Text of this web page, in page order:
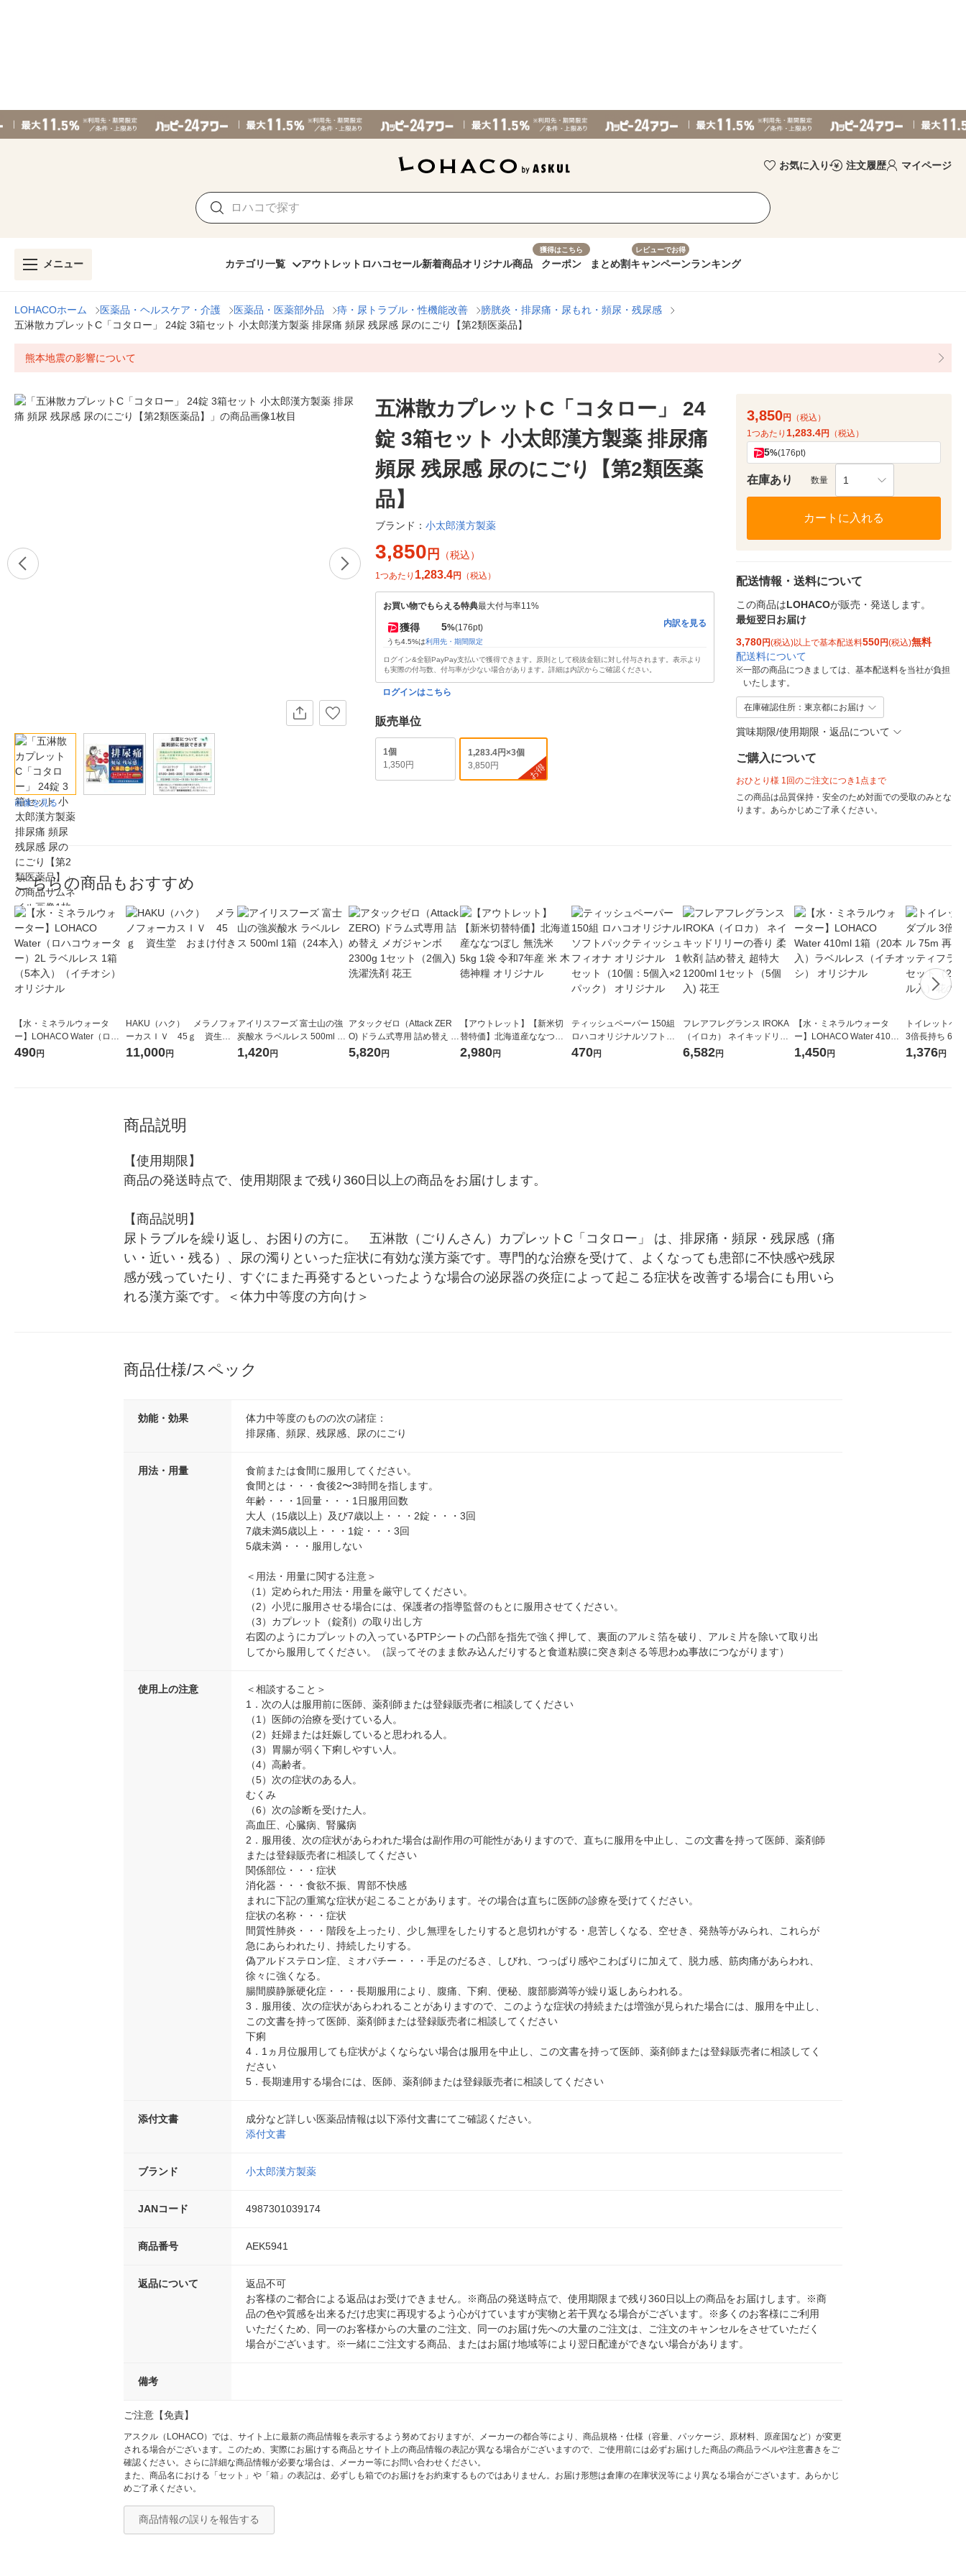
お気に入り 注文履歴 マイページ
メニュー カテゴリ一覧 アウトレット ロハコセール新着商品オリジナル商品
獲得はこちら
クーポン まとめ割
レビューでお得
キャンペーンランキング
LOHACOホーム 医薬品・ヘルスケア・介護 医薬品・医薬部外品 痔・尿トラブル・性機能改善
膀胱炎・排尿痛・尿もれ・頻尿・残尿感
五淋散カプレットC「コタロー」 24錠 3箱セット 小太郎漢方製薬 排尿痛 頻尿 残尿感 尿のにごり【第2類医薬品】
熊本地震の影響について
画像を見る
五淋散カプレットC「コタロー」 24
錠 3箱セット 小太郎漢方製薬 排尿痛
頻尿 残尿感 尿のにごり【第2類医薬
品】
ブランド： 小太郎漢方製薬
3,850 円 （税込）
1つあたり 1,283.4円 （税込）
お買い物でもらえる特典最大付与率11%
獲得 5%(176pt)
うち4.5%は利用先・期間限定
内訳を見る
ログイン&全額PayPay支払いで獲得できます。原則として税抜金額に対し付与されます。表示より
も実際の付与数、付与率が少ない場合があります。詳細は内訳からご確認ください。
ログインはこちら
販売単位
1個
1,350円
1,283.4円×3個
3,850円
お得
3,850円
（税込）
1つあたり 1,283.4円 （税込）
5%(176pt)
在庫あり 数量 1
カートに入れる
配送情報・送料について
この商品はLOHACOが販売・発送します。
最短翌日お届け
3,780円(税込)以上で基本配送料550円(税込)無料
配送料について
※一部の商品につきましては、基本配送料を当社が負担
いたします。
在庫確認住所：東京都にお届け
賞味期限/使用期限・返品について
ご購入について
おひとり様 1回のご注文につき1点まで
この商品は品質保持・安全のため対面での受取のみとな
ります。あらかじめご了承ください。
こちらの商品もおすすめ
【水・ミネラルウォータ
ー】LOHACO Water（ロハ
コウォーター）2L ラベルレ
490円
HAKU（ハク） メラノフォ
ーカスＩＶ 45ｇ 資生
堂 おまけ付き
11,000円
アイリスフーズ 富士山の強
炭酸水 ラベルレス 500ml 1
箱（24本入）
1,420円
アタックゼロ（Attack ZER
O) ドラム式専用 詰め替え メ
ガジャンボ 2300g 1セット
5,820円
【アウトレット】【新米切
替特価】北海道産ななつぼ
し 無洗米 5kg 1袋 令和7年産
2,980円
ティッシュペーパー 150組
ロハコオリジナルソフトパ
ックティッシュ フィオナ オ
470円
フレアフレグランス IROKA
（イロカ） ネイキッドリリ
ーの香り 柔軟剤 詰め替え 超
6,582円
【水・ミネラルウォータ
ー】LOHACO Water 410ml
1箱（20本入）ラベルレス
1,450円
トイレットペ
3倍長持ち 6ロール
紙配合 スコッ
1,376円
商品説明
【使用期限】
商品の発送時点で、使用期限まで残り360日以上の商品をお届けします。
【商品説明】
尿トラブルを繰り返し、お困りの方に。　五淋散（ごりんさん）カプレットC「コタロー」 は、排尿痛・頻尿・残尿感（痛
い・近い・残る）、尿の濁りといった症状に有効な漢方薬です。専門的な治療を受けて、よくなっても患部に不快感や残尿
感が残っていたり、すぐにまた再発するといったような場合の泌尿器の炎症によって起こる症状を改善する場合にも用いら
れる漢方薬です。＜体力中等度の方向け＞
商品仕様/スペック
効能・効果
体力中等度のものの次の諸症：
排尿痛、頻尿、残尿感、尿のにごり
用法・用量
食前または食間に服用してください。
食間とは・・・食後2〜3時間を指します。
年齢・・・1回量・・・1日服用回数
大人（15歳以上）及び7歳以上・・・2錠・・・3回
7歳未満5歳以上・・・1錠・・・3回
5歳未満・・・服用しない
＜用法・用量に関する注意＞
（1）定められた用法・用量を厳守してください。
（2）小児に服用させる場合には、保護者の指導監督のもとに服用させてください。
（3）カプレット（錠剤）の取り出し方
右図のようにカプレットの入っているPTPシートの凸部を指先で強く押して、裏面のアルミ箔を破り、アルミ片を除いて取り出
してから服用してください。（誤ってそのまま飲み込んだりすると食道粘膜に突き刺さる等思わぬ事故につながります）
使用上の注意
＜相談すること＞
1．次の人は服用前に医師、薬剤師または登録販売者に相談してください
（1）医師の治療を受けている人。
（2）妊婦または妊娠していると思われる人。
（3）胃腸が弱く下痢しやすい人。
（4）高齢者。
（5）次の症状のある人。
むくみ
（6）次の診断を受けた人。
高血圧、心臓病、腎臓病
2．服用後、次の症状があらわれた場合は副作用の可能性がありますので、直ちに服用を中止し、この文書を持って医師、薬剤師
または登録販売者に相談してください
関係部位・・・症状
消化器・・・食欲不振、胃部不快感
まれに下記の重篤な症状が起こることがあります。その場合は直ちに医師の診療を受けてください。
症状の名称・・・症状
間質性肺炎・・・階段を上ったり、少し無理をしたりすると息切れがする・息苦しくなる、空せき、発熱等がみられ、これらが
急にあらわれたり、持続したりする。
偽アルドステロン症、ミオパチー・・・手足のだるさ、しびれ、つっぱり感やこわばりに加えて、脱力感、筋肉痛があらわれ、
徐々に強くなる。
腸間膜静脈硬化症・・・長期服用により、腹痛、下痢、便秘、腹部膨満等が繰り返しあらわれる。
3．服用後、次の症状があらわれることがありますので、このような症状の持続または増強が見られた場合には、服用を中止し、
この文書を持って医師、薬剤師または登録販売者に相談してください
下痢
4．1ヵ月位服用しても症状がよくならない場合は服用を中止し、この文書を持って医師、薬剤師または登録販売者に相談してく
ださい
5．長期連用する場合には、医師、薬剤師または登録販売者に相談してください
添付文書
成分など詳しい医薬品情報は以下添付文書にてご確認ください。
添付文書
ブランド 小太郎漢方製薬
JANコード 4987301039174
商品番号 AEK5941
返品について
返品不可
お客様のご都合による返品はお受けできません。※商品の発送時点で、使用期限まで残り360日以上の商品をお届けします。※商
品の色や質感を出来るだけ忠実に再現するよう心がけていますが実物と若干異なる場合がございます。※多くのお客様にご利用
いただくため、同一のお客様からの大量のご注文、同一のお届け先への大量のご注文は、ご注文のキャンセルをさせていただく
場合がございます。※一緒にご注文する商品、またはお届け地域等により翌日配達ができない場合があります。
備考
ご注意【免責】
アスクル（LOHACO）では、サイト上に最新の商品情報を表示するよう努めておりますが、メーカーの都合等により、商品規格・仕様（容量、パッケージ、原材料、原産国など）が変更
される場合がございます。このため、実際にお届けする商品とサイト上の商品情報の表記が異なる場合がございますので、ご使用前には必ずお届けした商品の商品ラベルや注意書きをご
確認ください。さらに詳細な商品情報が必要な場合は、メーカー等にお問い合わせください。
また、商品名における「セット」や「箱」の表記は、必ずしも箱でのお届けをお約束するものではありません。お届け形態は倉庫の在庫状況等により異なる場合がございます。あらかじ
めご了承ください。
商品情報の誤りを報告する